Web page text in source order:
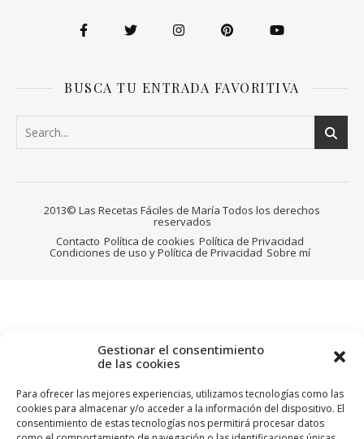
Gestionar el consentimiento
de las cookies
Para ofrecer las mejores experiencias, utilizamos tecnologías como las
cookies para almacenar y/o acceder a la información del dispositivo. El
consentimiento de estas tecnologías nos permitirá procesar datos
BUSCA TU ENTRADA FAVORITIVA
2013© Las Recetas Fáciles de María Todos los derechos
reservados
Contacto Política de cookies Política de Privacidad
Condiciones de uso y Política de Privacidad Sobre mí